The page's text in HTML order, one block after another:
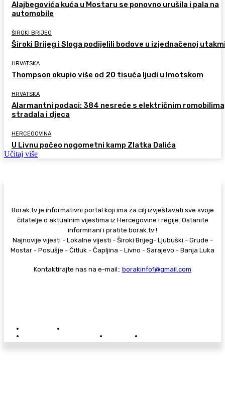
Alajbegovića kuća u Mostaru se ponovno urušila i pala na
automobile
ŠIROKI BRIJEG
Široki Brijeg i Sloga podijelili bodove u izjednačenoj
HRVATSKA
Thompson okupio više od 20 tisuća ljudi u Imotskom
HRVATSKA
Alarmantni podaci: 384 nesreće s električnim
stradala i djeca
HERCEGOVINA
U Livnu počeo nogometni kamp Zlatka Dalića
Učitaj više
Borak.tv je informativni portal koji ima za cilj izvještavati sve svoje
čitatelje o aktualnim vijestima iz Hercegovine i regije. Ostanite
informirani i pratite borak.tv !
Najnovije vijesti - Lokalne vijesti - Široki Brijeg- Ljubuški - Grude -
Mostar - Posušje - Čitluk - Čapljina - Livno - Sarajevo - Banja Luka
Kontaktirajte nas na e-mail:: borakinfo1@gmail.com